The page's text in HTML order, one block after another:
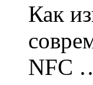
Как
NFC